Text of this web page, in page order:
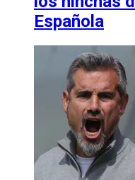
Española